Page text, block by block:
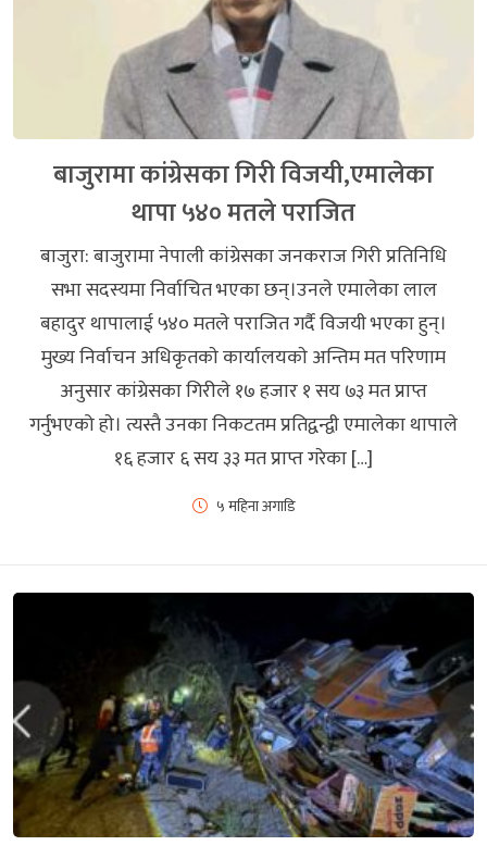
बाजुरामा कांग्रेसका गिरी विजयी,एमालेका
थापा ५४० मतले पराजित
बाजुरा: बाजुरामा नेपाली कांग्रेसका जनकराज गिरी प्रतिनिधि
सभा सदस्यमा निर्वाचित भएका छन्।उनले एमालेका लाल
बहादुर थापालाई ५४० मतले पराजित गर्दै विजयी भएका हुन्।
मुख्य निर्वाचन अधिकृतकाे कार्यालयकाे अन्तिम मत परिणाम
अनुसार कांग्रेसका गिरीले १७ हजार १ सय ७३ मत प्राप्त
गर्नुभएको हाे। त्यस्तै उनका निकटतम प्रतिद्वन्द्वी एमालेका थापाले
१६ हजार ६ सय ३३ मत प्राप्त गरेका […]
५ महिना अगाडि